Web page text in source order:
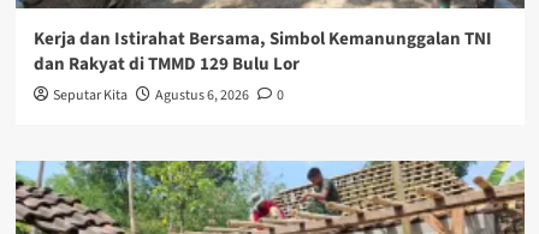
Kerja dan Istirahat Bersama, Simbol Kemanunggalan TNI
dan Rakyat di TMMD 129 Bulu Lor
Seputar Kita Agustus 6, 2026 0